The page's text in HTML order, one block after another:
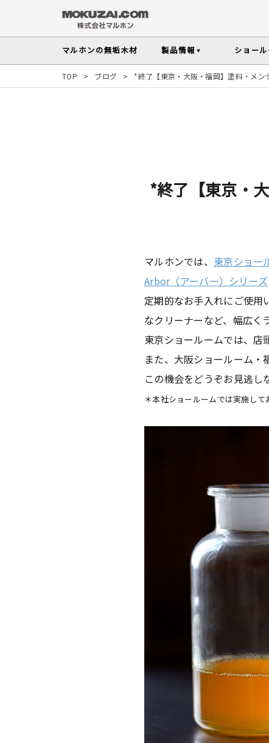
マルホンの無垢木材 製品情報
フローリング
ショー
木材の基礎知
木の種類・知識TOP
メンテナンスの
マルホンのオリジナル塗料Arbor(アーバー)
TOP > ブログ > *終了【東京・大阪・福岡】塗料・メ
*終了【東京・
マルホンでは、 東京ショー
Arbor（アーバー）シリーズ
定期的なお手入れにご使用
なクリーナーなど、幅広く
東京ショールームでは、店
また、大阪ショールーム・
この機会をどうぞお見逃し
＊本社ショールームでは実施して